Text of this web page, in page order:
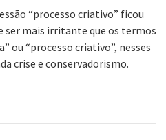
“processo criativo” ficou
ser mais irritante que os termos
ou “processo criativo”, nesses
crise e conservadorismo.